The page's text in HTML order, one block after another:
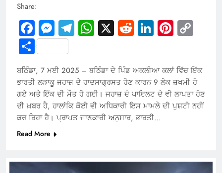
Share:
Facebook
Messenger
Telegram
WhatsApp
X RedditLinkedIn
Share
ਬਠਿੰਡਾ, 7 ਮਈ 2025 – ਬਠਿੰਡਾ ਦੇ ਪਿੰਡ ਅਕਲੀਆ ਕਲਾਂ ਵਿੱਚ ਇੱਕ
ਭਾਰਤੀ ਲੜਾਕੂ ਜਹਾਜ਼ ਦੇ ਹਾਦਸਾਗ੍ਰਸਤ ਹੋਣ ਕਾਰਨ 9 ਲੋਕ ਜ਼ਖਮੀ ਹੋ
ਗਏ ਅਤੇ ਇੱਕ ਦੀ ਮੌਤ ਹੋ ਗਈ। ਜਹਾਜ਼ ਦੇ ਪਾਇਲਟ ਦੇ ਵੀ ਲਾਪਤਾ ਹੋਣ
ਦੀ ਖ਼ਬਰ ਹੈ, ਹਾਲਾਂਕਿ ਕੋਈ ਵੀ ਅਧਿਕਾਰੀ ਇਸ ਮਾਮਲੇ ਦੀ ਪੁਸ਼ਟੀ ਨਹੀਂ
ਕਰ ਰਿਹਾ ਹੈ। ਪ੍ਰਾਪਤ ਜਾਣਕਾਰੀ ਅਨੁਸਾਰ, ਭਾਰਤੀ…
Read More